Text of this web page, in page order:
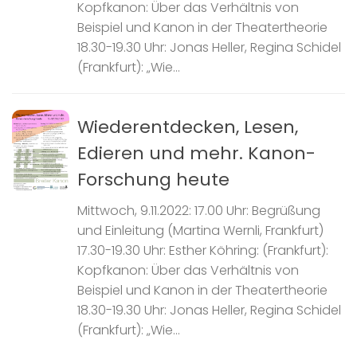
Kopfkanon: Über das Verhältnis von
Beispiel und Kanon in der Theatertheorie
18.30-19.30 Uhr: Jonas Heller, Regina Schidel
(Frankfurt): „Wie...
Wiederentdecken, Lesen,
Edieren und mehr. Kanon-
Forschung heute
Mittwoch, 9.11.2022: 17.00 Uhr: Begrüßung
und Einleitung (Martina Wernli, Frankfurt)
17.30-19.30 Uhr: Esther Köhring: (Frankfurt):
Kopfkanon: Über das Verhältnis von
Beispiel und Kanon in der Theatertheorie
18.30-19.30 Uhr: Jonas Heller, Regina Schidel
(Frankfurt): „Wie...